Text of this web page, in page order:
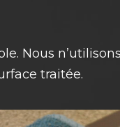
Nous
traitée.